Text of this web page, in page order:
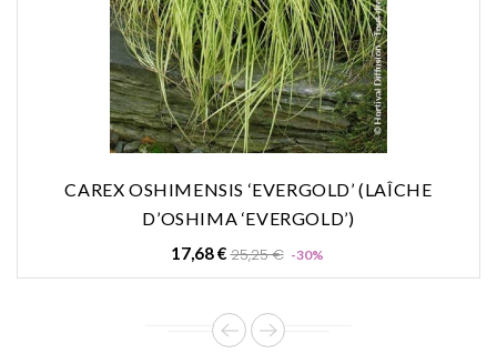
CAREX OSHIMENSIS ‘EVERGOLD’ (LAÎCHE
D’OSHIMA ‘EVERGOLD’)
17,68 €Prix
25,25 € -30%